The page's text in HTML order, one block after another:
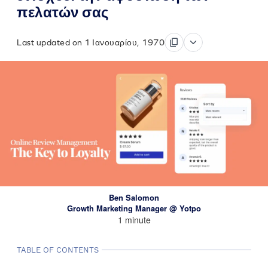
πελατών σας
Last updated on 1 Ιανουαρίου, 1970
Ben Salomon
Growth Marketing Manager @ Yotpo
1 minute
TABLE OF CONTENTS